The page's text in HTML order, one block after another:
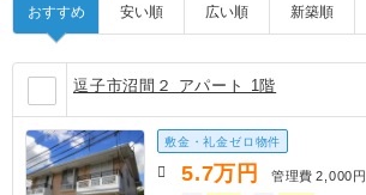
おすすめ 安い順 広い順 新築順
逗子市沼間２ アパート 1階
敷金・礼金ゼロ物件
5.7万円 管理費 2,000円